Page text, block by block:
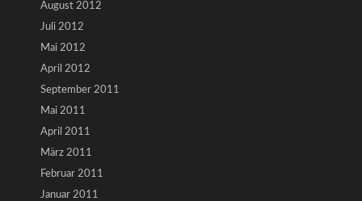
August 2012
Juli 2012
Mai 2012
April 2012
September 2011
Mai 2011
April 2011
März 2011
Februar 2011
Januar 2011